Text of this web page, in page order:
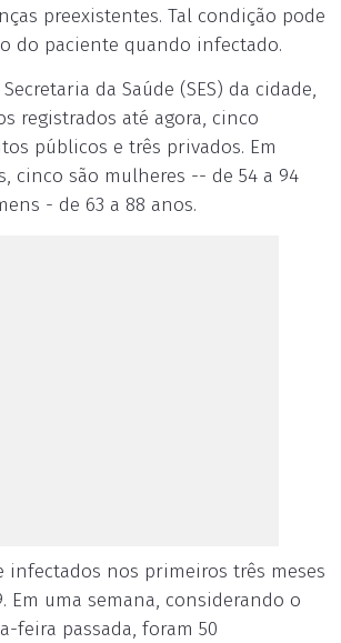
preexistentes. Tal condição pode
do paciente quando infectado.
da Saúde (SES) da cidade,
registrados até agora, cinco
públicos e três privados. Em
cinco são mulheres -- de 54 a 94
- de 63 a 88 anos.
infectados nos primeiros três meses
Em uma semana, considerando o
feira passada, foram 50